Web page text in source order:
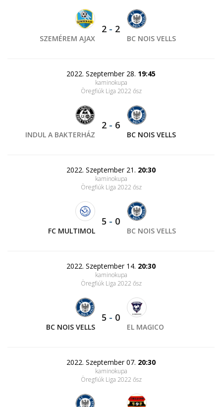
SZEMÉREM AJAX
2 - 2
BC NOIS VELLS
2022. Szeptember 28. 19:45
kaminokupa
Öregfiúk Liga 2022 ősz
INDUL A BAKTERHÁZ
2 - 6
BC NOIS VELLS
2022. Szeptember 21. 20:30
kaminokupa
Öregfiúk Liga 2022 ősz
FC MULTIMOL
5 - 0
BC NOIS VELLS
2022. Szeptember 14. 20:30
kaminokupa
Öregfiúk Liga 2022 ősz
BC NOIS VELLS
5 - 0
EL MAGICO
2022. Szeptember 07. 20:30
kaminokupa
Öregfiúk Liga 2022 ősz